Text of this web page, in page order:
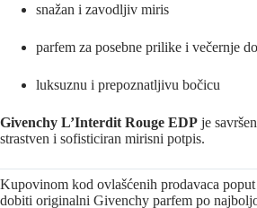
snažan i zavodljiv miris
parfem za posebne prilike i večernje
luksuznu i prepoznatljivu bočicu
Givenchy L’Interdit Rouge EDP je
strastven i sofisticiran mirisni potpis.
Kupovinom kod ovlašćenih prodavaca poput
dobiti originalni Givenchy parfem po